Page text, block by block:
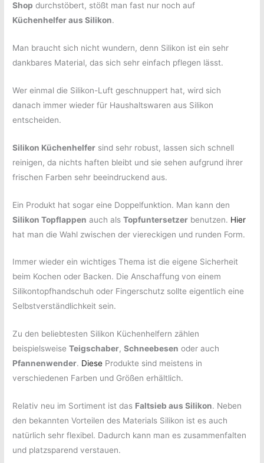
Shop durchstöbert, stößt man fast nur noch auf
Küchenhelfer aus Silikon.
Man braucht sich nicht wundern, denn Silikon ist ein sehr
dankbares Material, das sich sehr einfach pflegen lässt.
Wer einmal die Silikon-Luft geschnuppert hat, wird sich
danach immer wieder für Haushaltswaren aus Silikon
entscheiden.
Silikon Küchenhelfer sind sehr robust, lassen sich schnell
reinigen, da nichts haften bleibt und sie sehen aufgrund ihrer
frischen Farben sehr beeindruckend aus.
Ein Produkt hat sogar eine Doppelfunktion. Man kann den
Silikon Topflappen auch alsTopfuntersetzer benutzen. Hier
hat man die Wahl zwischen der viereckigen und runden Form.
Immer wieder ein wichtiges Thema ist die eigene Sicherheit
beim Kochen oder Backen. Die Anschaffung von einem
Silikontopfhandschuh oder Fingerschutz sollte eigentlich eine
Selbstverständlichkeit sein.
Zu den beliebtesten Silikon Küchenhelfern zählen
beispielsweiseTeigschaber,Schneebesen oder auch
Pfannenwender. Diese Produkte sind meistens in
verschiedenen Farben und Größen erhältlich.
Relativ neu im Sortiment ist das Faltsieb aus Silikon. Neben
den bekannten Vorteilen des Materials Silikon ist es auch
natürlich sehr flexibel. Dadurch kann man es zusammenfalten
und platzsparend verstauen.